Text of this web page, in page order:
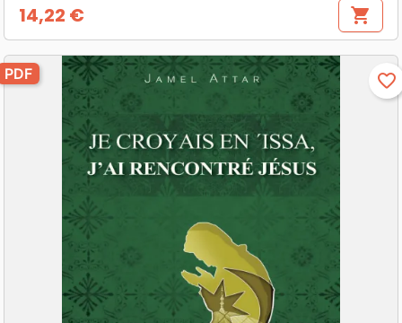
Preis
14,22 € shopping_cart
PDF favorite_border